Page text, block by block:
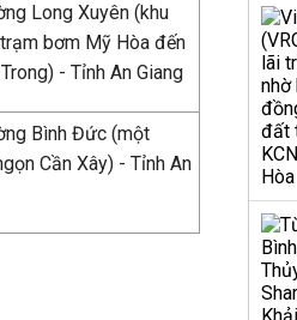
Long Xuyên (khu
bơm Mỹ Hòa đến
- Tỉnh An Giang
Bình Đức (một
Cần Xây) - Tỉnh An